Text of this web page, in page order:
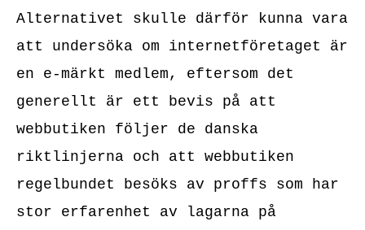
Alternativet skulle därför kunna vara
att undersöka om internetföretaget är
en e-märkt medlem, eftersom det
generellt är ett bevis på att
webbutiken följer de danska
riktlinjerna och att webbutiken
regelbundet besöks av proffs som har
stor erfarenhet av lagarna på